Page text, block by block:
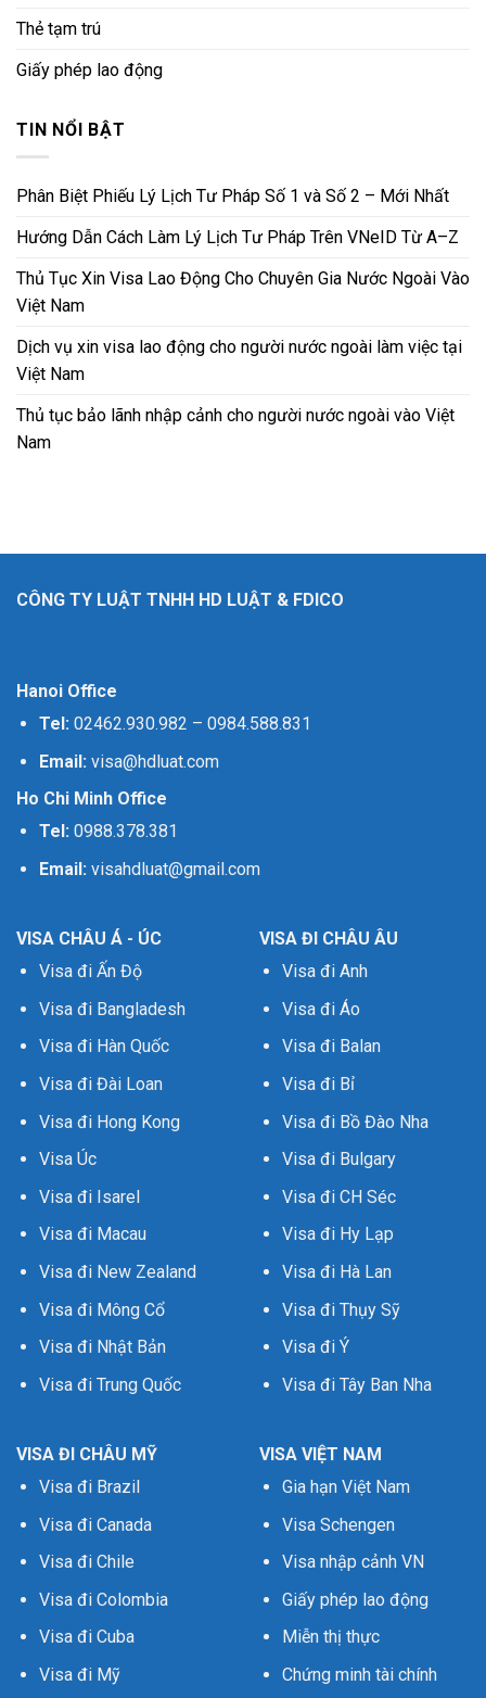
Thẻ tạm trú
Giấy phép lao động
TIN NỔI BẬT
Phân Biệt Phiếu Lý Lịch Tư Pháp Số 1 và Số 2 – Mới Nhất
Hướng Dẫn Cách Làm Lý Lịch Tư Pháp Trên VNeID Từ A–Z
Thủ Tục Xin Visa Lao Động Cho Chuyên Gia Nước Ngoài Vào
Việt Nam
Dịch vụ xin visa lao động cho người nước ngoài làm việc tại
Việt Nam
Thủ tục bảo lãnh nhập cảnh cho người nước ngoài vào Việt
Nam
CÔNG TY LUẬT TNHH HD LUẬT & FDICO
Hanoi Office
Tel: 02462.930.982 – 0984.588.831
Email: visa@hdluat.com
Ho Chi Minh Office
Tel: 0988.378.381
Email: visahdluat@gmail.com
VISA CHÂU Á - ÚC
Visa đi Ấn Độ
Visa đi Bangladesh
Visa đi Hàn Quốc
Visa đi Đài Loan
Visa đi Hong Kong
Visa Úc
Visa đi Isarel
Visa đi Macau
Visa đi New Zealand
Visa đi Mông Cổ
Visa đi Nhật Bản
Visa đi Trung Quốc
VISA ĐI CHÂU ÂU
Visa đi Anh
Visa đi Áo
Visa đi Balan
Visa đi Bỉ
Visa đi Bồ Đào Nha
Visa đi Bulgary
Visa đi CH Séc
Visa đi Hy Lạp
Visa đi Hà Lan
Visa đi Thụy Sỹ
Visa đi Ý
Visa đi Tây Ban Nha
VISA ĐI CHÂU MỸ
Visa đi Brazil
Visa đi Canada
Visa đi Chile
Visa đi Colombia
Visa đi Cuba
Visa đi Mỹ
VISA VIỆT NAM
Gia hạn Việt Nam
Visa Schengen
Visa nhập cảnh VN
Giấy phép lao động
Miễn thị thực
Chứng minh tài chính